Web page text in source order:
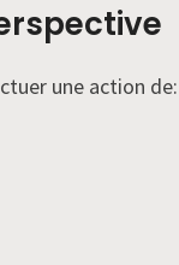
une action de: